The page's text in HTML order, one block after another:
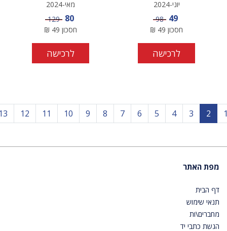
יוני-2024
מחיר מבצע
49 מחיר
98
חסכון 49
₪
לרכישה
מאי-2024
מחיר מבצע
80 מחיר
129
חסכון 49
₪
לרכישה
2
3
4
5
6
7
8
9
10
11
12
מפת האתר
דף הבית
תנאי שימוש
מחברים\ות
הגשת כתבי יד